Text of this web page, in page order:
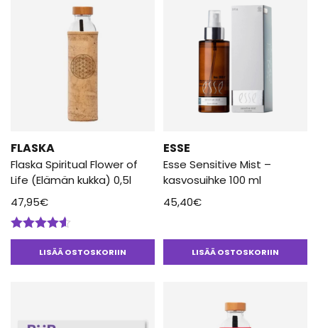
FLASKA
Flaska Spiritual Flower of
Life (Elämän kukka) 0,5l
47,95€
Arvostelu
tuotteesta:LISÄÄ OSTOSKORIIN
ESSE
Esse Sensitive Mist –
kasvosuihke 100 ml
45,40€
LISÄÄ OSTOSKORIIN